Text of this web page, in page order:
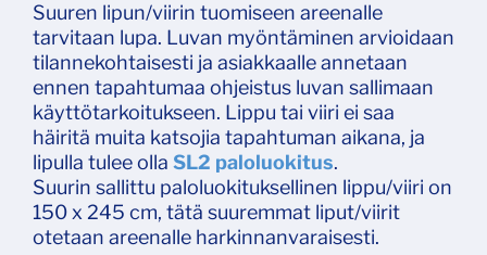
Suuren lipun/viirin tuomiseen areenalle
tarvitaan lupa. Luvan myöntäminen arvioidaan
tilannekohtaisesti ja asiakkaalle annetaan
ennen tapahtumaa ohjeistus luvan sallimaan
käyttötarkoitukseen. Lippu tai viiri ei saa
häiritä muita katsojia tapahtuman aikana, ja
lipulla tulee olla SL2 paloluokitus.
Suurin sallittu paloluokituksellinen lippu/viiri on
150 x 245 cm, tätä suuremmat liput/viirit
otetaan areenalle harkinnanvaraisesti.